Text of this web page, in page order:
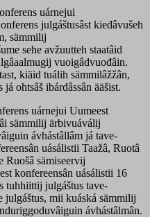
uárnejui
julgáštusâst kieđâvušeh
sämmilij
sehe avžuutteh staatâid
vuoigâdvuođâin.
kiäid tuálih sämmilâžžân,
ohtsâš ibárdâssân ääšist.
uárnejui Uumeest
sämmilij ärbivuáválij
ávhástâllâm já tave-
uásálistii Taažâ, Ruotâ
Ruošâ sämiseervij
konfereensân uásálistii 16
tuhhiittij julgáštus tave-
julgáštus, mii kuáská sämmilij
ávhástâlmân.